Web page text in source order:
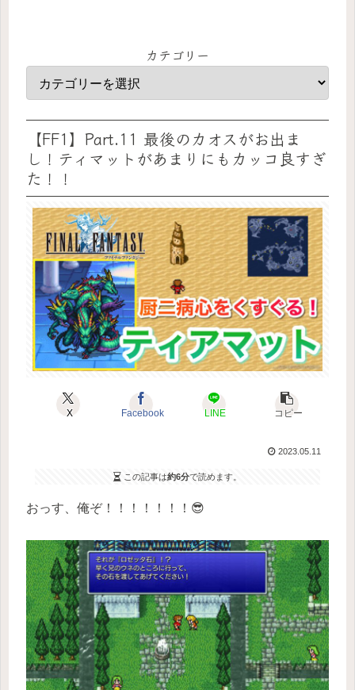
カテゴリー
【FF1】Part.11 最後のカオスがお出ま
し！ティマットがあまりにもカッコ良すぎ
た！！
X Facebook LINE コピー
2023.05.11
この記事は約6分で読めます。
おっす、俺ぞ！！！！！！！😎